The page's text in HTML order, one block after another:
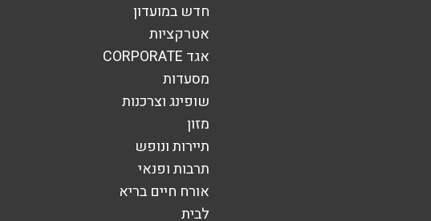
חדש במועדון
אטרקציות
אגד CORPORATE
מסעדות
שופינג וצרכנות
מזון
תיירות ונופש
תרבות ופנאי
אורח חיים בריא
לבית